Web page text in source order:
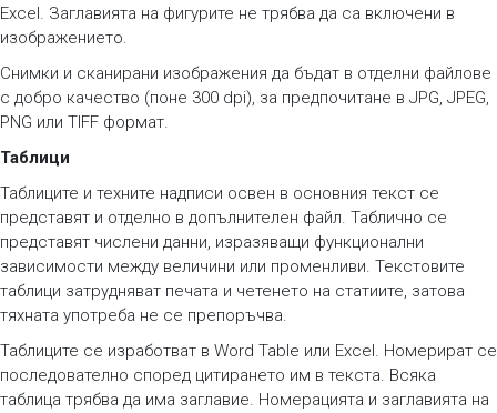
Excel. Заглавията на фигурите не трябва да са включени в
изображението.
Снимки и сканирани изображения да бъдат в отделни файлове
с добро качество (поне 300 dpi), за предпочитане в JPG, JPEG,
PNG или TIFF формат.
Таблици
Таблиците и техните надписи освен в основния текст се
представят и отделно в допълнителен файл. Таблично се
представят числени данни, изразяващи функционални
зависимости между величини или променливи. Текстовите
таблици затрудняват печата и четенето на статиите, затова
тяхната употреба не се препоръчва.
Таблиците се изработват в Word Table или Excel. Номерират се
последователно според цитирането им в текста. Всяка
таблица трябва да има заглавие. Номерацията и заглавията на